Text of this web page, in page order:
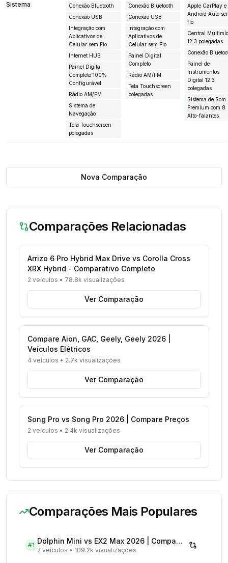
Sistema
Conexão Bluetooth
Conexão USB
Integração com
Aplicativos de
Celular sem Fio
Internet HUB
Painel Digital
Completo 100%
Configurável
Rádio AM/FM
Sistema de
Navegação
Tela Touchscreen
polegadas
Conexão Bluetooth
Conexão USB
Integração com
Aplicativos de
Celular sem Fio
Painel Digital
Completo
Rádio AM/FM
Tela Touchscreen
polegadas
Apple CarPlay e
Android Auto
fio
Central
12.3 polegadas
Conexão
Painel de
Instrumentos
Digital 12.3
polegadas
Sistema de Som
Premium com 8
Alto-falantes
Nova Comparação
Comparações Relacionadas
Arrizo 6 Pro Hybrid Max Drive vs Corolla Cross
XRX Hybrid - Comparativo Completo
2 veículos • 78.8k visualizações
Ver Comparação
Compare Aion, GAC, Geely, Geely 2026 |
Veículos Elétricos
4 veículos • 2.7k visualizações
Ver Comparação
Song Pro vs Song Pro 2026 | Compare Preços
2 veículos • 2.4k visualizações
Ver Comparação
Comparações Mais Populares
#1 Dolphin Mini vs EX2 Max 2026 | Compare Preços
2 veículos • 109.2k visualizações